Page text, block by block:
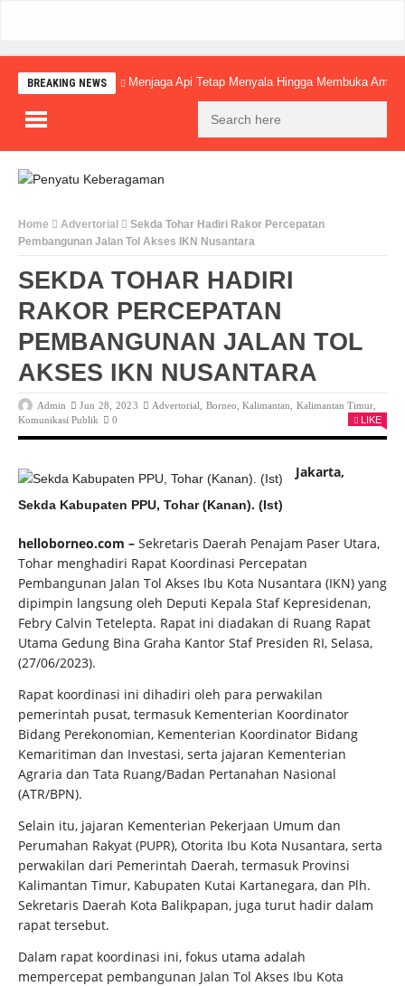
BREAKING NEWS Menjaga Api Tetap Menyala Hingga Membuka
Home Advertorial
Sekda Tohar Hadiri Rakor Percepatan
Pembangunan Jalan Tol Akses IKN Nusantara
SEKDA TOHAR HADIRI
RAKOR PERCEPATAN
PEMBANGUNAN JALAN TOL
AKSES IKN NUSANTARA
Admin Jun 28, 2023 Advertorial Borneo ,Kalimantan ,Kalimantan Timur
Komunikasi Publik
0 LIKE
Sekda Kabupaten PPU, Tohar (Kanan). (Ist)
Jakarta,
helloborneo.com – Sekretaris Daerah Penajam Paser Utara,
Tohar menghadiri Rapat Koordinasi Percepatan
Pembangunan Jalan Tol Akses Ibu Kota Nusantara (IKN) yang
dipimpin langsung oleh Deputi Kepala Staf Kepresidenan,
Febry Calvin Tetelepta. Rapat ini diadakan di Ruang Rapat
Utama Gedung Bina Graha Kantor Staf Presiden RI, Selasa,
(27/06/2023).
Rapat koordinasi ini dihadiri oleh para perwakilan
pemerintah pusat, termasuk Kementerian Koordinator
Bidang Perekonomian, Kementerian Koordinator Bidang
Kemaritiman dan Investasi, serta jajaran Kementerian
Agraria dan Tata Ruang/Badan Pertanahan Nasional
(ATR/BPN).
Selain itu, jajaran Kementerian Pekerjaan Umum dan
Perumahan Rakyat (PUPR), Otorita Ibu Kota Nusantara, serta
perwakilan dari Pemerintah Daerah, termasuk Provinsi
Kalimantan Timur, Kabupaten Kutai Kartanegara, dan Plh.
Sekretaris Daerah Kota Balikpapan, juga turut hadir dalam
rapat tersebut.
Dalam rapat koordinasi ini, fokus utama adalah
mempercepat pembangunan Jalan Tol Akses Ibu Kota